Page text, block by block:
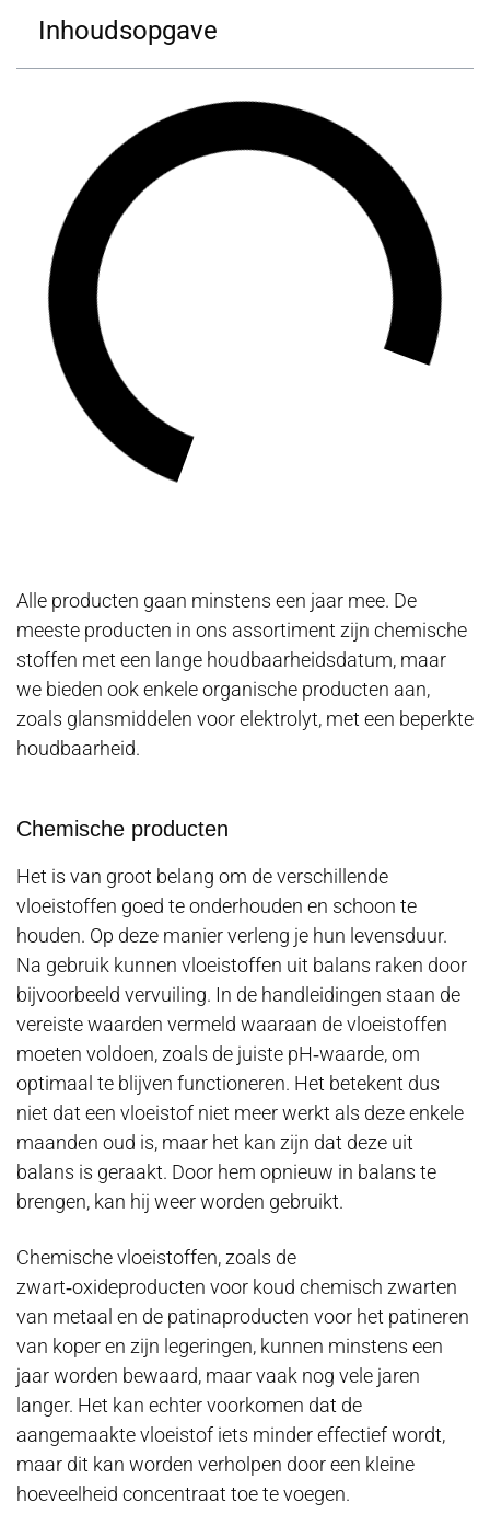
Inhoudsopgave
Alle producten gaan minstens een jaar mee. De
meeste producten in ons assortiment zijn chemische
stoffen met een lange houdbaarheidsdatum, maar
we bieden ook enkele organische producten aan,
zoals glansmiddelen voor elektrolyt, met een beperkte
houdbaarheid.
Chemische producten
Het is van groot belang om de verschillende
vloeistoffen goed te onderhouden en schoon te
houden. Op deze manier verleng je hun levensduur.
Na gebruik kunnen vloeistoffen uit balans raken door
bijvoorbeeld vervuiling. In de handleidingen staan de
vereiste waarden vermeld waaraan de vloeistoffen
moeten voldoen, zoals de juiste pH‑waarde, om
optimaal te blijven functioneren. Het betekent dus
niet dat een vloeistof niet meer werkt als deze enkele
maanden oud is, maar het kan zijn dat deze uit
balans is geraakt. Door hem opnieuw in balans te
brengen, kan hij weer worden gebruikt.
Chemische vloeistoffen, zoals de
zwart‑oxideproducten voor koud chemisch zwarten
van metaal en de patinaproducten voor het patineren
van koper en zijn legeringen, kunnen minstens een
jaar worden bewaard, maar vaak nog vele jaren
langer. Het kan echter voorkomen dat de
aangemaakte vloeistof iets minder effectief wordt,
maar dit kan worden verholpen door een kleine
hoeveelheid concentraat toe te voegen.